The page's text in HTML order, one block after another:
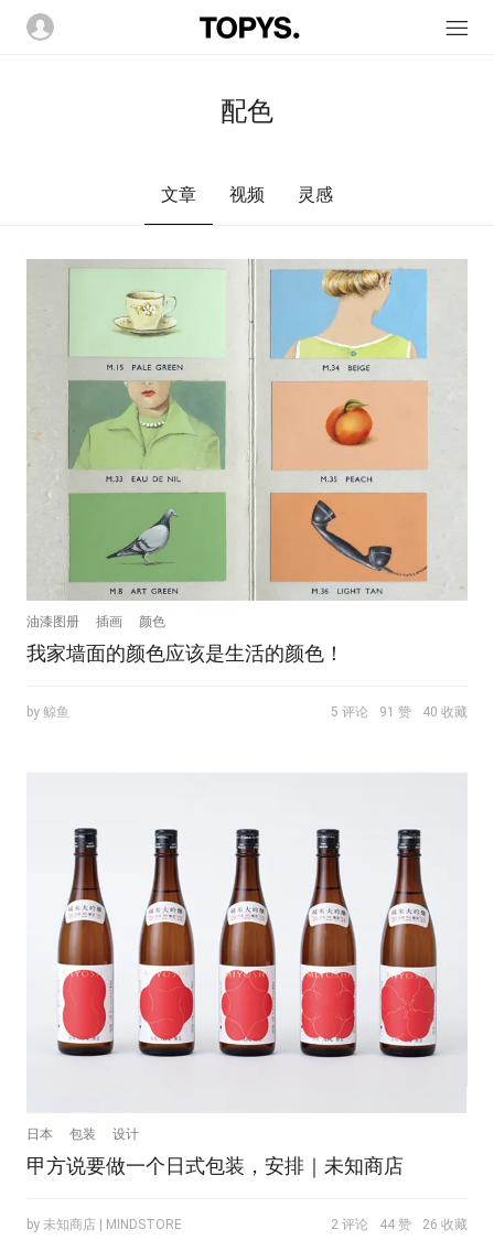
配色
文章 视频 灵感
油漆图册 插画 颜色
我家墙面的颜色应该是生活的颜色！
by 鲸鱼 5 评论 91 赞 40 收藏
日本 包装 设计
甲方说要做一个日式包装，安排｜未知商店
by 未知商店 | MINDSTORE 2 评论 44 赞 26 收藏